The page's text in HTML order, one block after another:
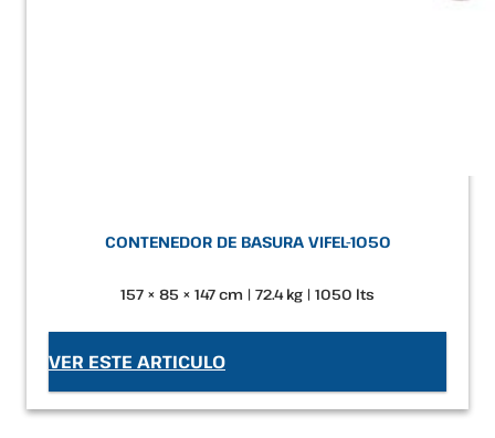
CONTENEDOR DE BASURA VIFEL-1050
157 × 85 × 147 cm | 72.4 kg | 1050 lts
VER ESTE ARTICULO